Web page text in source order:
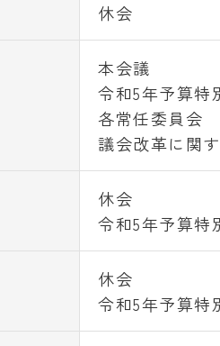
休会
本会議
令和5年予算特
各常任委員会
議会改革に関
休会
令和5年予算特
休会
令和5年予算特